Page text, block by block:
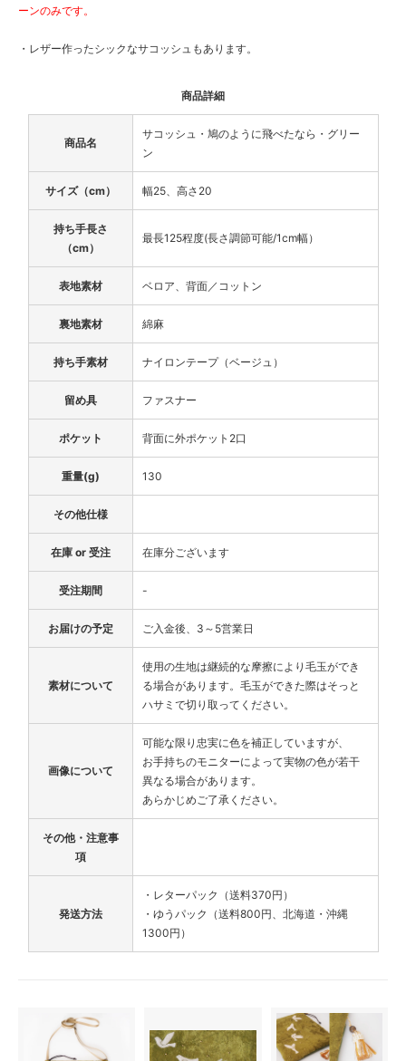
ーンのみです。
・レザー作ったシックなサコッシュもあります。
商品詳細
商品名
サコッシュ・鳩のように飛べたなら・グリー
ン
サイズ（cm） 幅25、高さ20
持ち手長さ
（cm）
最長125程度(長さ調節可能/1cm幅）
表地素材 ベロア、背面／コットン
裏地素材 綿麻
持ち手素材 ナイロンテープ（ベージュ）
留め具 ファスナー
ポケット 背面に外ポケット2口
重量(g) 130
その他仕様
在庫 or 受注 在庫分ございます
受注期間 -
お届けの予定 ご入金後、3～5営業日
素材について
使用の生地は継続的な摩擦により毛玉ができ
る場合があります。毛玉ができた際はそっと
ハサミで切り取ってください。
画像について
可能な限り忠実に色を補正していますが、
お手持ちのモニターによって実物の色が若干
異なる場合があります。
あらかじめご了承ください。
その他・注意事
項
発送方法
・レターパック（送料370円）
・ゆうパック（送料800円、北海道・沖縄
1300円）